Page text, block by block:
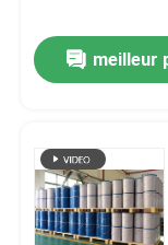
meilleur